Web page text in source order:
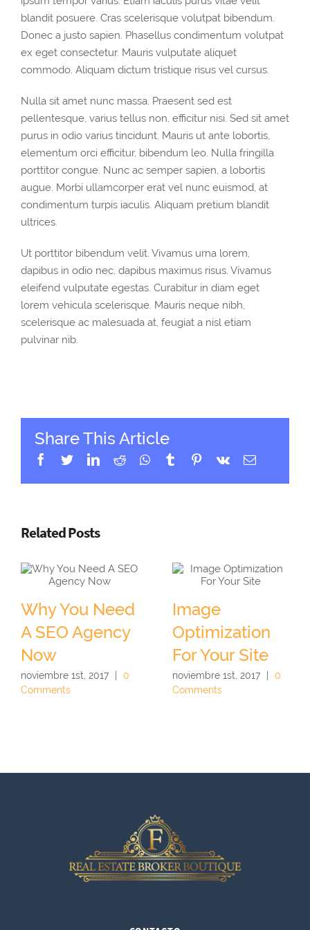
blandit posuere. Cras scelerisque volutpat bibendum.
Donec a justo sapien. Phasellus condimentum volutpat
ex eget consectetur. Mauris vulputate aliquet
commodo. Aliquam dictum tristique risus vel cursus.
Nulla sit amet nunc massa. Praesent sed est
pellentesque, varius tellus non, efficitur nisi. Sed sit amet
purus in odio varius tincidunt. Mauris ut ante lobortis,
elementum orci efficitur, bibendum leo. Nulla fringilla
porttitor congue. Nunc ac semper sapien, a lobortis
augue. Morbi ullamcorper erat vel nunc euismod, at
condimentum turpis iaculis. Aliquam pretium blandit
ultrices.
Ut porttitor bibendum velit. Vivamus urna lorem,
dapibus in odio nec, dapibus maximus risus. Vivamus
eleifend vulputate egestas. Curabitur in diam eget
lorem vehicula scelerisque. Mauris neque nibh,
scelerisque ac malesuada at, feugiat a nisl etiam
pulvinar nib.
Share This Article
Facebook
TwitterLinkedin
RedditWhatsapp
TumblrPinterest
Vk Email
Related Posts
Why You Need
A SEO Agency
Now
noviembre 1st, 2017
0
Comments
Image
Optimization
For Your Site
noviembre 1st, 2017
0
Comments